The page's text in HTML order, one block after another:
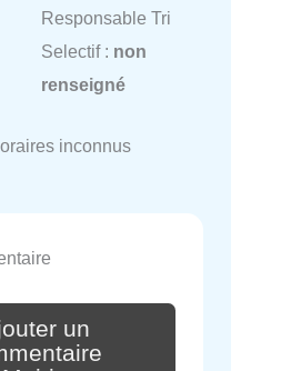
Responsable Tri
Selectif : non
renseigné
inconnus
un